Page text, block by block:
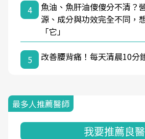
4
魚油、魚肝油傻傻分不清？
源、成分與功效完全不同，
「它」
5 改善腰背痛！每天清晨10分
最多人推薦醫師
我要推薦良醫